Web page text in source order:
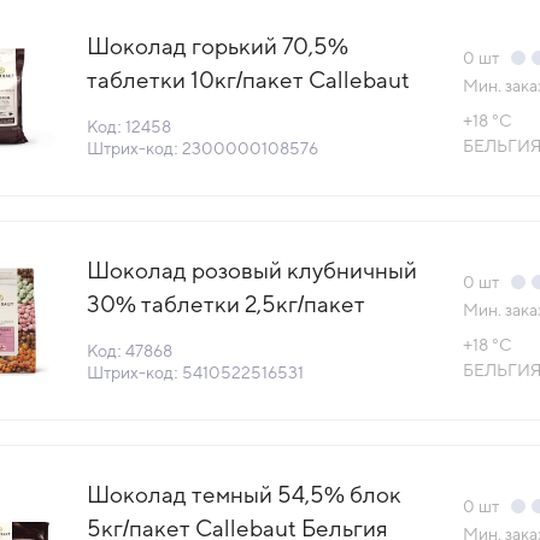
Шоколад горький 70,5%
таблетки 10кг/пакет Callebaut
(НМ) (КОД 12458)(+18°С)
Код: 12458
Штрих-код: 2300000108576
0 шт
Мин.
+18 °С
БЕЛЬГИЯ
Шоколад розовый клубничный
30% таблетки 2,5кг/пакет
Бельгия(STRAWBERRY-E4-
Код: 47868
Штрих-код: 5410522516531
0 шт
Мин.
+18 °С
БЕЛЬГИЯ
Шоколад темный 54,5% блок
5кг/пакет Callebaut Бельгия
0 шт
Мин.